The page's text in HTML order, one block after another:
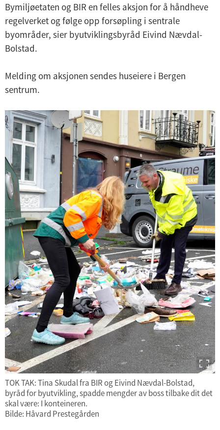
Bymiljøetaten og BIR en felles aksjon for å håndheve
regelverket og følge opp forsøpling i sentrale
byområder, sier byutviklingsbyråd Eivind Nævdal-
Bolstad.
Melding om aksjonen sendes huseiere i Bergen
sentrum.
TOK TAK: Tina Skudal fra BIR og Eivind Nævdal-Bolstad,
byråd for byutvikling, spadde mengder av boss tilbake dit det
skal være: I konteineren.
Bilde: Håvard Prestegården